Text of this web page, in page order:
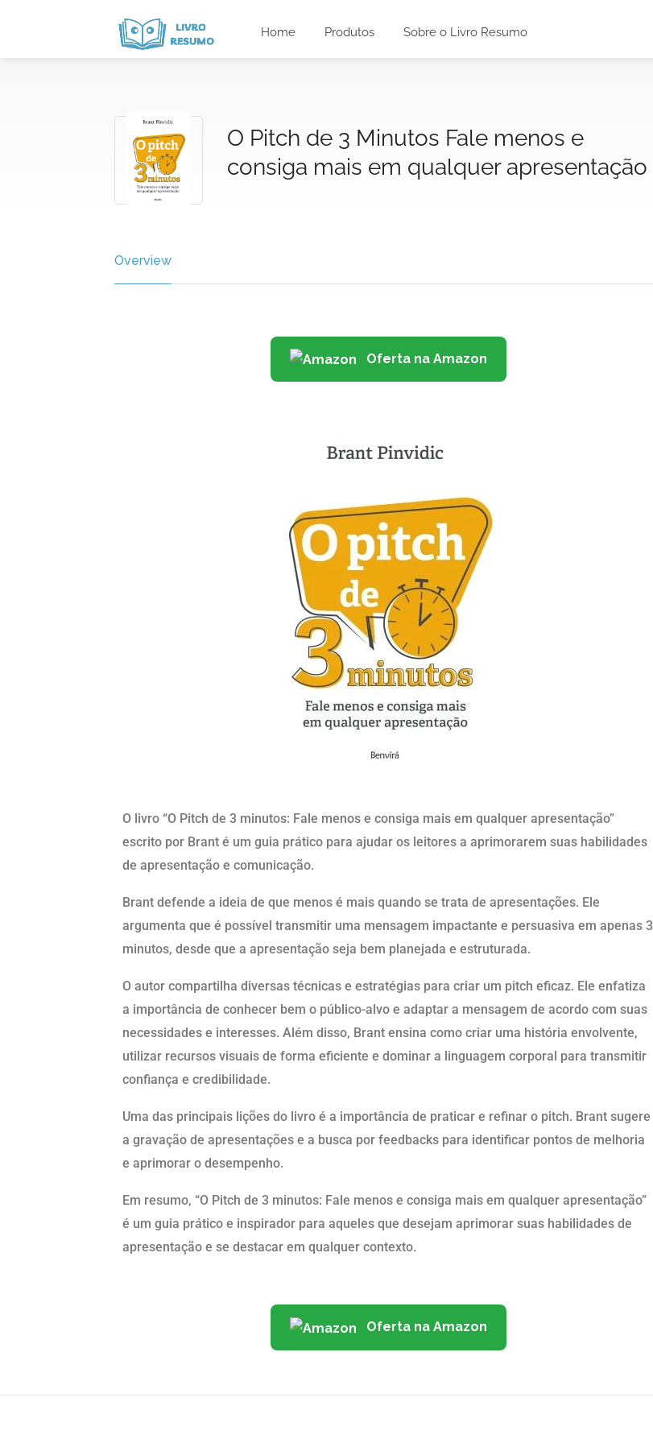
Home Produtos Sobre o Livro Resumo
O Pitch de 3 Minutos Fale menos e
consiga mais em qualquer apresentação
Overview
Oferta na Amazon
O livro “O Pitch de 3 minutos: Fale menos e consiga mais em qualquer apresentação”
escrito por Brant é um guia prático para ajudar os leitores a aprimorarem suas habilidades
de apresentação e comunicação.
Brant defende a ideia de que menos é mais quando se trata de apresentações. Ele
argumenta que é possível transmitir uma mensagem impactante e persuasiva em apenas 3
minutos, desde que a apresentação seja bem planejada e estruturada.
O autor compartilha diversas técnicas e estratégias para criar um pitch eficaz. Ele enfatiza
a importância de conhecer bem o público-alvo e adaptar a mensagem de acordo com suas
necessidades e interesses. Além disso, Brant ensina como criar uma história envolvente,
utilizar recursos visuais de forma eficiente e dominar a linguagem corporal para transmitir
confiança e credibilidade.
Uma das principais lições do livro é a importância de praticar e refinar o pitch. Brant sugere
a gravação de apresentações e a busca por feedbacks para identificar pontos de melhoria
e aprimorar o desempenho.
Em resumo, “O Pitch de 3 minutos: Fale menos e consiga mais em qualquer apresentação”
é um guia prático e inspirador para aqueles que desejam aprimorar suas habilidades de
apresentação e se destacar em qualquer contexto.
Oferta na Amazon